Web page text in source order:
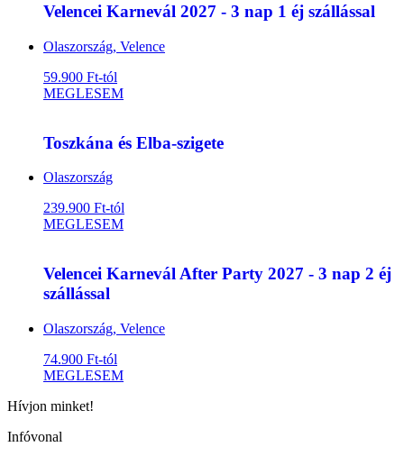
Velencei Karnevál 2027 - 3 nap 1 éj szállással
Olaszország, Velence
59.900 Ft-tól
MEGLESEM
Toszkána és Elba-szigete
Olaszország
239.900 Ft-tól
MEGLESEM
Velencei Karnevál After Party 2027 - 3 nap 2 éj
szállással
Olaszország, Velence
74.900 Ft-tól
MEGLESEM
Hívjon minket!
Infóvonal